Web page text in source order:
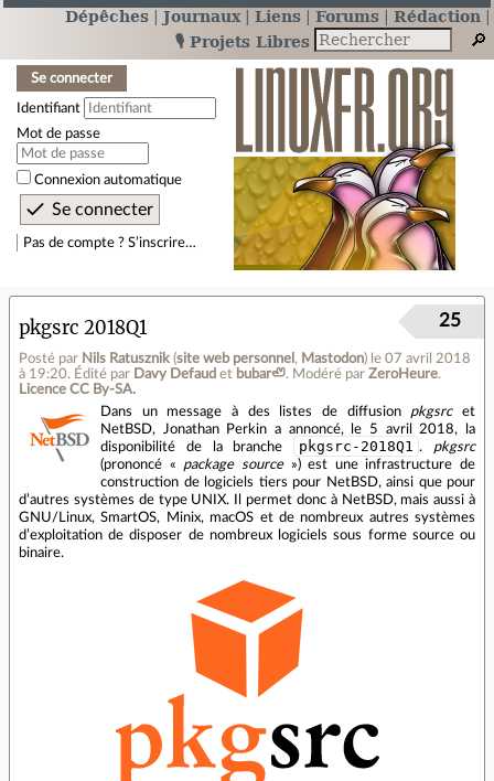
Dépêches Journaux Liens Forums
Rédaction
🎙️ Projets Libres
Se connecter
Identifiant
Mot de passe
Connexion automatique
Pas de compte ? S’inscrire…
pkgsrc 2018Q1
Posté par Nils Ratusznik (site web personnel , Mastodon) le 07 avril 2018
à 19:20. Édité par Davy Defaud et bubar🦥. Modéré par ZeroHeure.
Licence CC By‑SA.
25
Dans un message à des listes de diffusion pkgsrcet
NetBSD, Jonathan Perkin a annoncé, le 5 avril 2018, la
disponibilité de la branche
pkgsrc-2018Q1 . pkgsrc
(prononcé « package source») est une infrastructure de
construction de logiciels tiers pour NetBSD, ainsi que pour
d’autres systèmes de type UNIX. Il permet donc à NetBSD, mais aussi à
GNU/Linux, SmartOS, Minix, macOS et de nombreux autres systèmes
d’exploitation de disposer de nombreux logiciels sous forme source ou
binaire.